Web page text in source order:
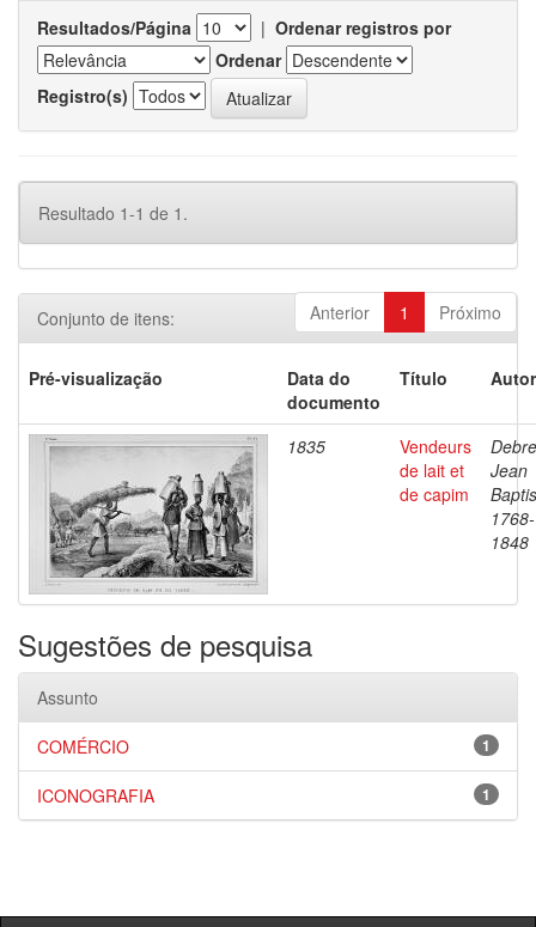
Resultados/Página | Ordenar registros por
Ordenar
Registro(s)
Resultado 1-1 de 1.
Anterior 1 Próximo
Conjunto de itens:
Pré-visualização
Data do
documento
Título
1835
Vendeurs
de lait et
de capim
Jean
1768-
1848
Sugestões de pesquisa
Assunto
1
COMÉRCIO
1
ICONOGRAFIA